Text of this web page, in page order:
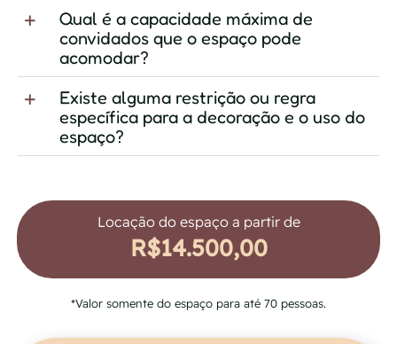
Qual é a capacidade máxima de
convidados que o espaço pode
acomodar?
Existe alguma restrição ou regra
específica para a decoração e o uso do
espaço?
Locação do espaço a partir de
R$14.500,00
*Valor somente do espaço para até 70 pessoas.